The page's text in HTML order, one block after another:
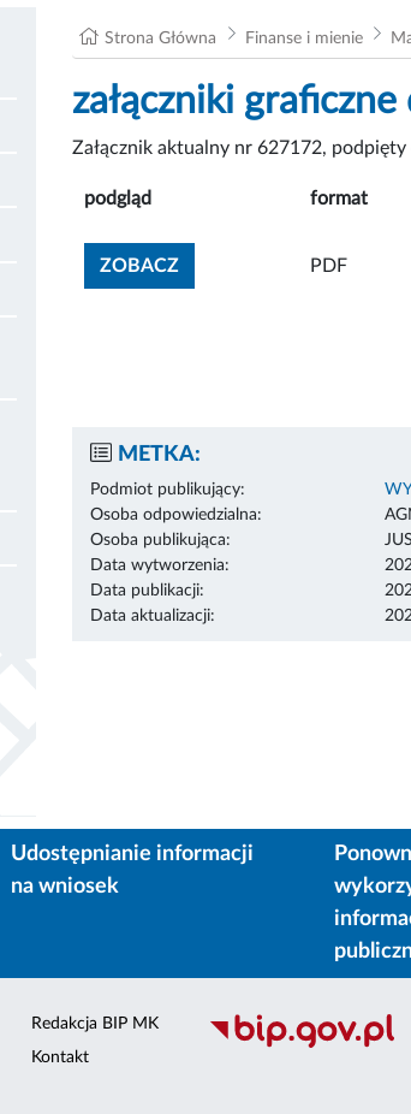
Strona Główna Finanse i mienie
załączniki
Załącznik aktualny nr 627172,
podgląd format
ZOBACZZOBACZ ZAŁĄCZNIK
PDF
METKA:
Podmiot publikujący:
Osoba odpowiedzialna:
Osoba publikująca:
Data wytworzenia:
Data publikacji:
Data aktualizacji:
Udostępnianie informacji
na wniosek
Redakcja BIP MK
Kontakt